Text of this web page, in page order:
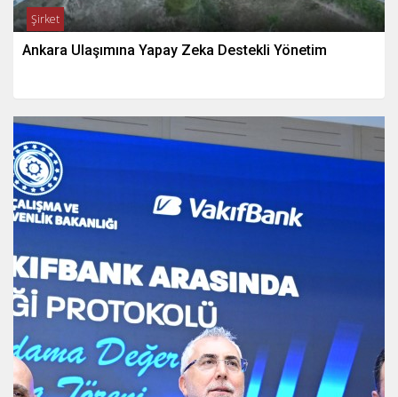
Şirket
Ankara Ulaşımına Yapay Zeka Destekli Yönetim